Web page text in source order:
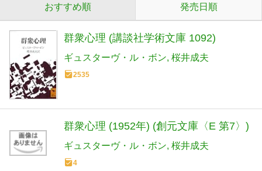
おすすめ順 発売日順
群衆心理 (講談社学術文庫 1092)
ギュスターヴ・ル・ボン 桜井成夫
2535
群衆心理 (1952年) (創元文庫〈E 第7〉)
ギュスターヴ・ル・ボン 桜井成夫
4